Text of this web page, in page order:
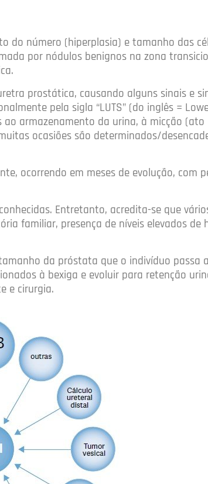
do número (hiperplasia) e tamanho das
por nódulos benignos na zona
prostática, causando alguns sinais e
pela sigla “LUTS” (do inglês =
armazenamento da urina, à micção (ato
ocasiões são determinados/
ocorrendo em meses de evolução, com
Entretanto, acredita-se que
familiar, presença de níveis elevados de
da próstata que o indivíduo passa
à bexiga e evoluir para retenção
e cirurgia.